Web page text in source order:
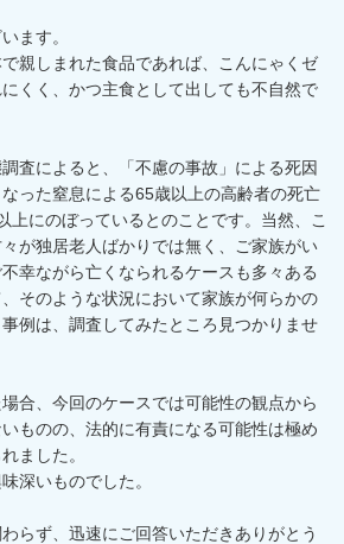
ます。
親しまれた食品であれば、こんにゃくゼ
くく、かつ主食として出しても不自然で
査によると、「不慮の事故」による死因
った窒息による65歳以上の高齢者の死亡
上にのぼっているとのことです。当然、こ
が独居老人ばかりでは無く、ご家族がい
幸ながら亡くなられるケースも多々ある
そのような状況において家族が何らかの
例は、調査してみたところ見つかりませ
合、今回のケースでは可能性の観点から
ものの、法的に有責になる可能性は極め
ました。
深いものでした。
らず、迅速にご回答いただきありがとう